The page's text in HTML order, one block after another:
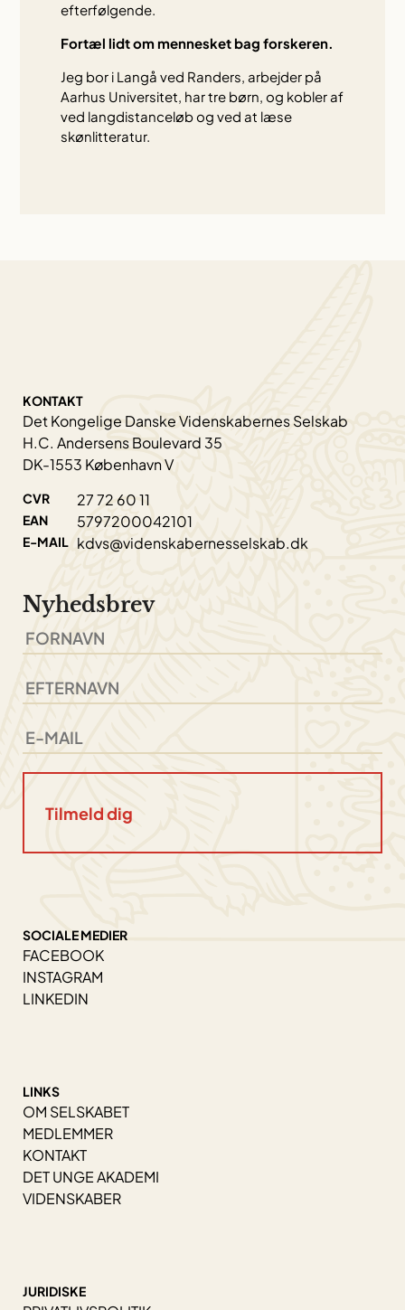
efterfølgende.
Fortæl lidt om mennesket bag forskeren.
Jeg bor i Langå ved Randers, arbejder på
Aarhus Universitet, har tre børn, og kobler af
ved langdistanceløb og ved at læse
skønlitteratur.
KONTAKT
Det Kongelige Danske Videnskabernes Selskab
H.C. Andersens Boulevard 35
DK-1553 København V
CVR 27 72 60 11
EAN 5797200042101
E-MAIL kdvs@videnskabernesselskab.dk
Nyhedsbrev
SOCIALE MEDIER
FACEBOOK
INSTAGRAM
LINKEDIN
LINKS
OM SELSKABET
MEDLEMMER
KONTAKT
DET UNGE AKADEMI
VIDENSKABER
JURIDISKE